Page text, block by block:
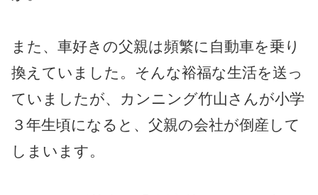
また、車好きの父親は頻繁に自動車を乗り
換えていました。そんな裕福な生活を送っ
ていましたが、カンニング竹山さんが小学
３年生頃になると、父親の会社が倒産して
しまいます。